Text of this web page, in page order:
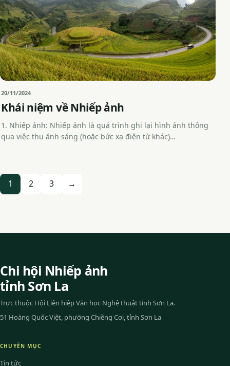
20/11/2024
Khái niệm về Nhiếp ảnh
1. Nhiếp ảnh: Nhiếp ảnh là quá trình ghi lại hình ảnh thông
qua việc thu ánh sáng (hoặc bức xạ điện từ khác)…
Phân
1 2 3 →
Chi hội Nhiếp ảnh
tỉnh Sơn La
Trực thuộc Hội Liên hiệp Văn học Nghệ thuật tỉnh Sơn La.
51 Hoàng Quốc Việt, phường Chiềng Cơi, tỉnh Sơn La
CHUYÊN MỤC
Tin tức